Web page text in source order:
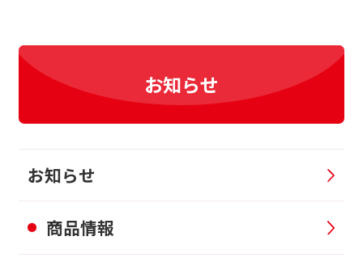
お知らせ
お知らせ
商品情報